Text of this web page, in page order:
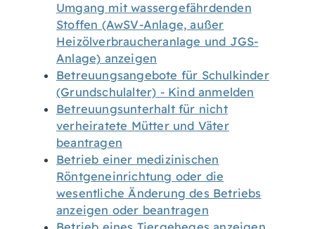
Umgang mit wassergefährdenden
Stoffen (AwSV-Anlage, außer
Heizölverbraucheranlage und JGS-
Anlage) anzeigen
Betreuungsangebote für Schulkinder
(Grundschulalter) - Kind anmelden
Betreuungsunterhalt für nicht
verheiratete Mütter und Väter
beantragen
Betrieb einer medizinischen
Röntgeneinrichtung oder die
wesentliche Änderung des Betriebs
anzeigen oder beantragen